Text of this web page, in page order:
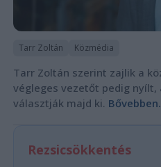
Tarr Zoltán Közmédia
Tarr Zoltán szerint zajlik a
végleges vezetőt pedig
választják majd ki.
Rezsicsökkentés